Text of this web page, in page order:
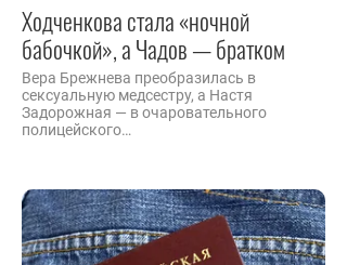
Ходченкова стала «ночной
бабочкой», а Чадов — братком
Вера Брежнева преобразилась в
сексуальную медсестру, а Настя
Задорожная — в очаровательного
полицейского…